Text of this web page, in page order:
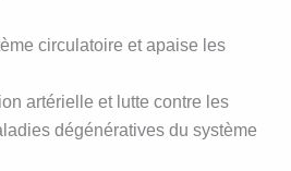
circulatoire et apaise les
artérielle et lutte contre les
dégénératives du système